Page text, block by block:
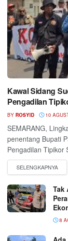
Kawal Sidang
Pengadilan
BY ROSYID 10
SEMARANG,
penentang Bupati
Pengadilan Tipikor
Tak
8